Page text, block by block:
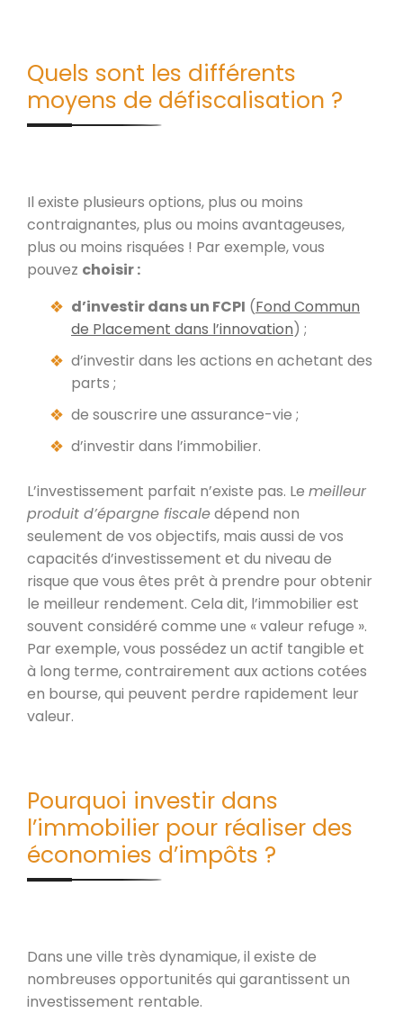
Quels sont les différents
moyens de défiscalisation ?
Il existe plusieurs options, plus ou moins
contraignantes, plus ou moins avantageuses,
plus ou moins risquées ! Par exemple, vous
pouvez choisir :
d’investir dans un FCPI (Fond Commun
de Placement dans l’innovation) ;
d’investir dans les actions en achetant des
parts ;
de souscrire une assurance-vie ;
d’investir dans l’immobilier.
L’investissement parfait n’existe pas. Le meilleur
produit d’épargne fiscaledépend non
seulement de vos objectifs, mais aussi de vos
capacités d’investissement et du niveau de
risque que vous êtes prêt à prendre pour obtenir
le meilleur rendement. Cela dit, l’immobilier est
souvent considéré comme une « valeur refuge ».
Par exemple, vous possédez un actif tangible et
à long terme, contrairement aux actions cotées
en bourse, qui peuvent perdre rapidement leur
valeur.
Pourquoi investir dans
l’immobilier pour réaliser des
économies d’impôts ?
Dans une ville très dynamique, il existe de
nombreuses opportunités qui garantissent un
investissement rentable.